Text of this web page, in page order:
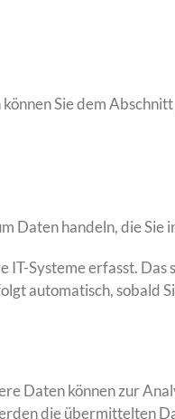
Sie dem
Daten handeln, die
Systeme erfasst. Das
automatisch, sobald
Daten können zur
die übermittelten